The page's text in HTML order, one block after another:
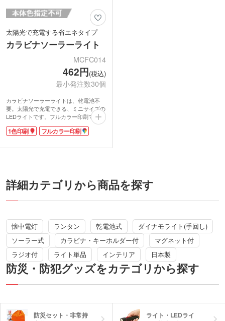
太陽光で充電する省エネタイプ
カラビナソーラーライト
MCFC014
462円(税込)
最小発注数30個
カラビナソーラーライトは、乾電池不
要。太陽光で充電できる、ミニサイズの
LEDライトです。フルカラー印刷で、オ
リジナルデザインも可能。印刷は、イン
クの発色に優れたインクジェットを採
1色印刷 フルカラー印刷
詳細カテゴリから商品を探す
懐中電灯 ランタン 乾電池式
ダイナモライト(手回し)
ソーラー式
カラビナ・キーホルダー付
マグネット付
ラジオ付
ライト単品 インテリア 日本製
防災・防犯グッズをカテゴリから探す
防災セット・非常持
ライト・LEDライ